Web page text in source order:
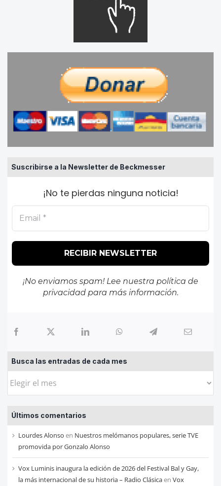
Suscribirse a la Newsletter de Beckmesser
¡No te pierdas ninguna noticia!
¡No enviamos spam! Lee nuestra política de
privacidadpara más información.
Busca las entradas de cada mes
Busca
entradas
de
cada
mes
Últimos comentarios
Lourdes Alonso en Nuestros melómanos populares, serie TVE
promovida por Gonzalo Alonso
Vox Luminis inaugura la edición de 2026 del Festival Bal y Gay,
la más internacional de su historia – Radio Clásicaen Vox